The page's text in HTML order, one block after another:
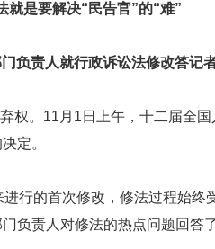
就是要解决“民告官”的“难”
负责人就行政诉讼法修改答记
。11月1日上午，十二届全国
定。
的首次修改，修法过程始终受
负责人对修法的热点问题回答